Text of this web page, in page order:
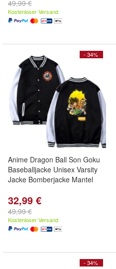
49,99 €
Kostenloser Versand
- 34%
Anime Dragon Ball Son Goku
Baseballjacke Unisex Varsity
Jacke Bomberjacke Mantel
32,99 €
49,99 €
Kostenloser Versand
- 34%